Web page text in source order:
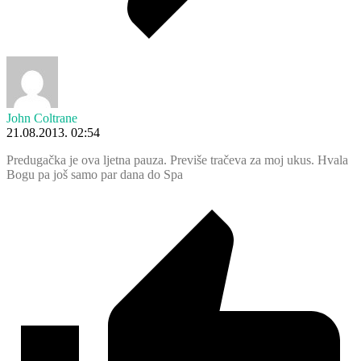
John Coltrane
21.08.2013. 02:54
Predugačka je ova ljetna pauza. Previše tračeva za moj ukus. Hvala
Bogu pa još samo par dana do Spa